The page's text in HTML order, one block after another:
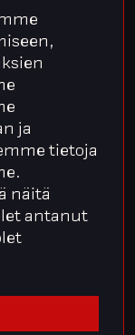
ja
tietoja
näitä
antanut
palat